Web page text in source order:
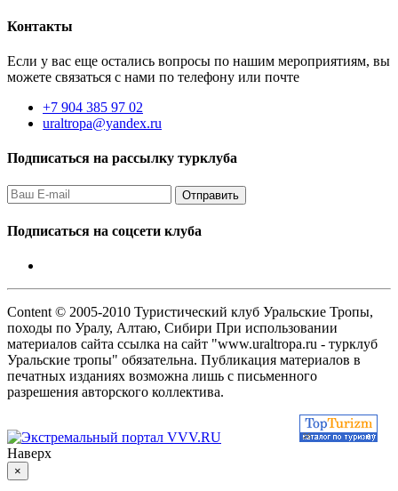
Контакты
Если у вас еще остались вопросы по нашим мероприятиям, вы
можете связаться с нами по телефону или почте
+7 904 385 97 02
uraltropa@yandex.ru
Подписаться на рассылку турклуба
Подписаться на соцсети клуба
Content © 2005-2010 Туристический клуб Уральские Тропы,
походы по Уралу, Алтаю, Сибири При использовании
материалов сайта ссылка на сайт "www.uraltropa.ru - турклуб
Уральские тропы" обязательна. Публикация материалов в
печатных изданиях возможна лишь с письменного
разрешения авторского коллектива.
Наверх
×